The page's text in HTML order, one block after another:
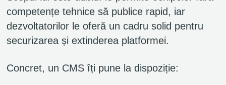
competențe tehnice să publice rapid, iar
dezvoltatorilor le oferă un cadru solid pentru
securizarea și extinderea platformei.
Concret, un CMS îți pune la dispoziție: